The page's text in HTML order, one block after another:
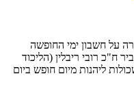
על חשבון ימי החופשה
ח"כ רובי ריבלין (הליכוד
ליהנות מיום חופש ביום